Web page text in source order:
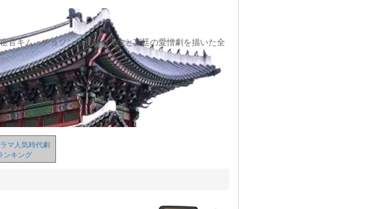
官キム・チョソンの波乱の人生と宮廷の愛憎劇を描いた全
マ人気時代劇
ンキング